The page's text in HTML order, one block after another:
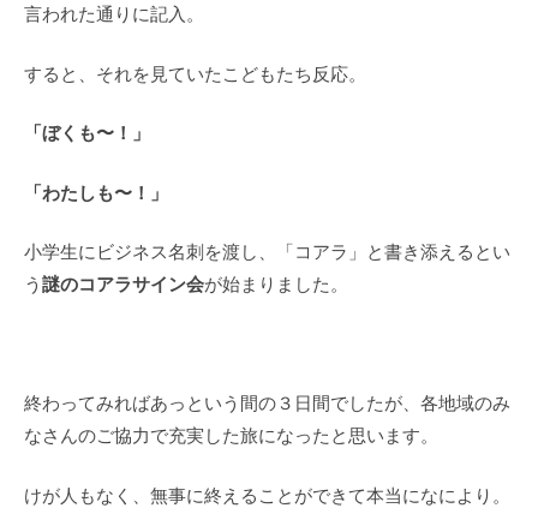
言われた通りに記入。
すると、それを見ていたこどもたち反応。
「ぼくも〜！」
「わたしも〜！」
小学生にビジネス名刺を渡し、「コアラ」と書き添えるとい
う 謎のコアラサイン会が始まりました。
終わってみればあっという間の３日間でしたが、各地域のみ
なさんのご協力で充実した旅になったと思います。
けが人もなく、無事に終えることができて本当になにより。